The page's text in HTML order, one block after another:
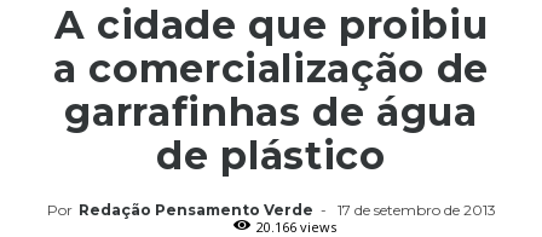
A cidade que proibiu
a comercialização de
garrafinhas de água
de plástico
Por Redação Pensamento Verde -
17 de setembro de 2013
20.166 views